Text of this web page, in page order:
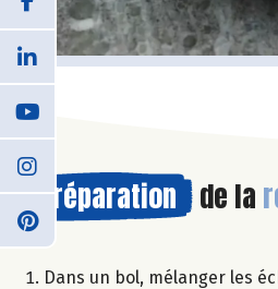
Préparation de la
Dans un bol, mélanger les